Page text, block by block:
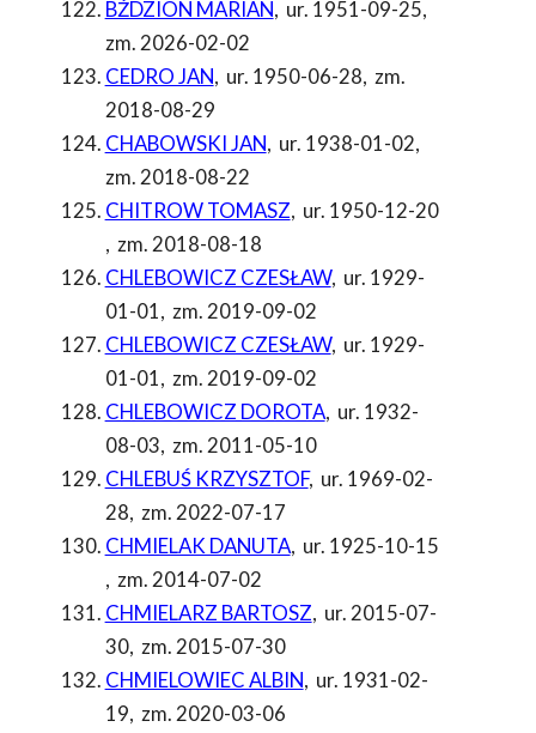
BŹDZION MARIAN, ur. 1951-09-25,
zm. 2026-02-02
CEDRO JAN, ur. 1950-06-28, zm.
2018-08-29
CHABOWSKI JAN, ur. 1938-01-02,
zm. 2018-08-22
CHITROW TOMASZ, ur. 1950-12-20
, zm. 2018-08-18
CHLEBOWICZ CZESŁAW, ur. 1929-
01-01, zm. 2019-09-02
CHLEBOWICZ CZESŁAW, ur. 1929-
01-01, zm. 2019-09-02
CHLEBOWICZ DOROTA, ur. 1932-
08-03, zm. 2011-05-10
CHLEBUŚ KRZYSZTOF, ur. 1969-02-
28, zm. 2022-07-17
CHMIELAK DANUTA, ur. 1925-10-15
, zm. 2014-07-02
CHMIELARZ BARTOSZ, ur. 2015-07-
30, zm. 2015-07-30
CHMIELOWIEC ALBIN, ur. 1931-02-
19, zm. 2020-03-06